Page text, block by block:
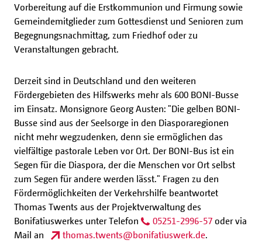
Vorbereitung auf die Erstkommunion und Firmung sowie
Gemeindemitglieder zum Gottesdienst und Senioren zum
Begegnungsnachmittag, zum Friedhof oder zu
Veranstaltungen gebracht.
Derzeit sind in Deutschland und den weiteren
Fördergebieten des Hilfswerks mehr als 600 BONI-Busse
im Einsatz. Monsignore Georg Austen: "Die gelben BONI-
Busse sind aus der Seelsorge in den Diasporaregionen
nicht mehr wegzudenken, denn sie ermöglichen das
vielfältige pastorale Leben vor Ort. Der BONI-Bus ist ein
Segen für die Diaspora, der die Menschen vor Ort selbst
zum Segen für andere werden lässt." Fragen zu den
Fördermöglichkeiten der Verkehrshilfe beantwortet
Thomas Twents aus der Projektverwaltung des
Bonifatiuswerkes unter Telefon
05251-2996-57 oder via
Mail an
thomas.twents@bonifatiuswerk.de.